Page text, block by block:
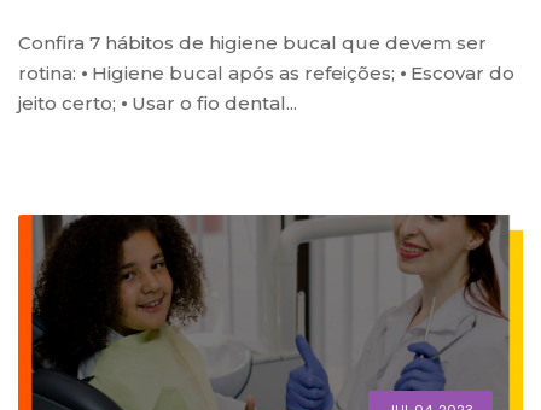
Confira 7 hábitos de higiene bucal que devem ser
rotina: ⦁ Higiene bucal após as refeições; ⦁ Escovar do
jeito certo; ⦁ Usar o fio dental...